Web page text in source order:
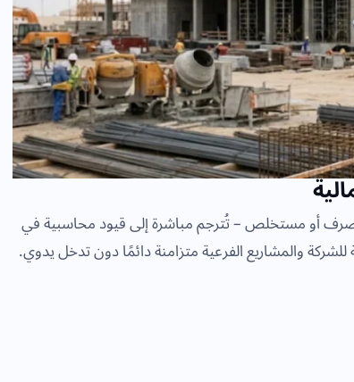
صرف أو مستخلص – تُترجم مباشرة إلى قيود محاسبية في
والمشاريع الفرعية متزامنة دائمًا دون تدخل يدوي.